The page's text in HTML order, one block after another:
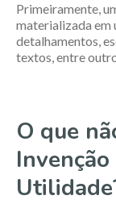
Primeiramente,
materializada em
detalhamentos,
textos, entre
O que